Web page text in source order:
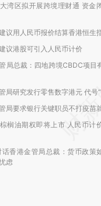
湾区拟开展跨境理财通 资金
议用人民币报价结算香港恒生
议港股可引入人民币计价
局总裁：四地跨境CBDC项目
局研究发行零售数字港元 代号
局要求银行关键职员不打疫苗
榈油期权即将上市 人民币计
香港金管局总裁：货币政策
虑